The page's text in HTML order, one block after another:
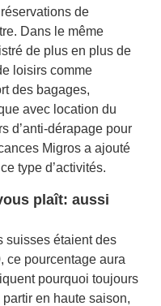
de
Dans le même
de plus en plus de
loisirs comme
des bagages,
avec location du
d’anti-dérapage pour
Migros a ajouté
type d’activités.
plaît: aussi
suisses étaient des
ce pourcentage aura
pourquoi toujours
en haute saison,